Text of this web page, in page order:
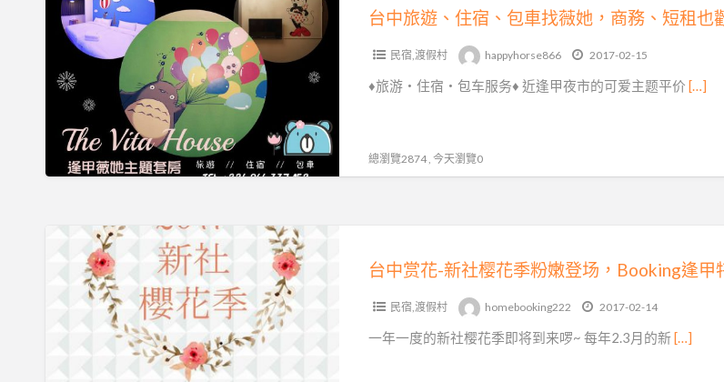
逢
中
住
找
她，
商
務、
短
租
民宿,渡假村 happyhorse866 2017-02-15
♦旅游‧住宿‧包车服务♦ 近逢甲夜市的可爱主题平价 […]
總瀏覽2874 , 今天瀏覽0
花-
民宿,渡假村 homebooking222 2017-02-14
一年一度的新社樱花季即将到来啰~ 每年2.3月的新[…]